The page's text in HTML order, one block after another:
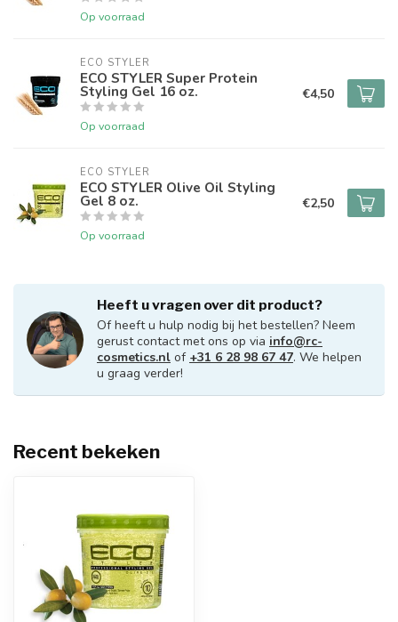
Op voorraad
ECO STYLER
ECO STYLER Super Protein
Styling Gel 16 oz.
Op voorraad
€4,50
ECO STYLER
ECO STYLER Olive Oil Styling
Gel 8 oz.
Op voorraad
€2,50
Heeft u vragen over dit product?
Of heeft u hulp nodig bij het bestellen? Neem
gerust contact met ons op via info@rc-
cosmetics.nl of +31 6 28 98 67 47. We helpen
u graag verder!
Recent bekeken